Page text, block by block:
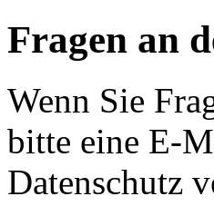
Fragen an
Wenn Sie
bitte eine E-
Datenschutz